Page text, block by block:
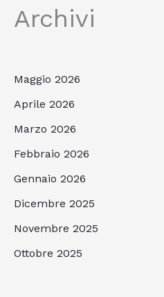
Archivi
Maggio 2026
Aprile 2026
Marzo 2026
Febbraio 2026
Gennaio 2026
Dicembre 2025
Novembre 2025
Ottobre 2025